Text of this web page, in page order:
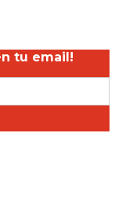
tu email!